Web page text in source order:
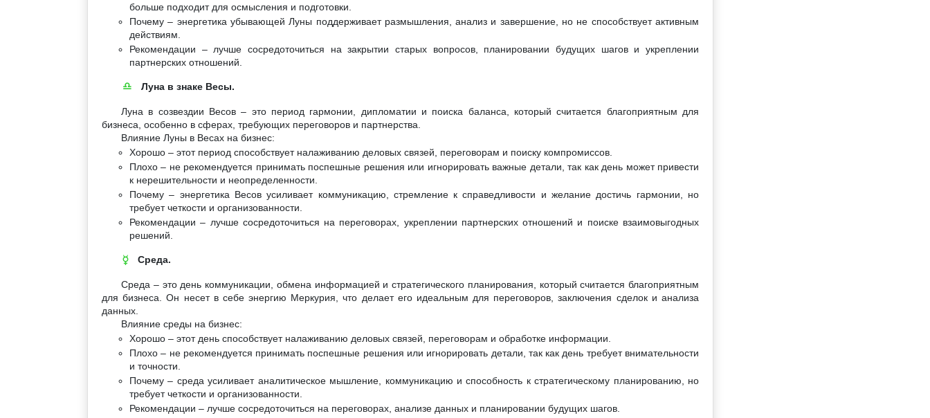
больше подходит для осмысления и подготовки.
Почему – энергетика убывающей Луны поддерживает размышления, анализ и завершение, но не способствует активным
действиям.
Рекомендации – лучше сосредоточиться на закрытии старых вопросов, планировании будущих шагов и укреплении
партнерских отношений.
♎ Луна в знаке Весы.
Луна в созвездии Весов – это период гармонии, дипломатии и поиска баланса, который считается благоприятным для
бизнеса, особенно в сферах, требующих переговоров и партнерства.
Влияние Луны в Весах на бизнес:
Хорошо – этот период способствует налаживанию деловых связей, переговорам и поиску компромиссов.
Плохо – не рекомендуется принимать поспешные решения или игнорировать важные детали, так как день может привести
к нерешительности и неопределенности.
Почему – энергетика Весов усиливает коммуникацию, стремление к справедливости и желание достичь гармонии, но
требует четкости и организованности.
Рекомендации – лучше сосредоточиться на переговорах, укреплении партнерских отношений и поиске взаимовыгодных
решений.
☿ Среда.
Среда – это день коммуникации, обмена информацией и стратегического планирования, который считается благоприятным
для бизнеса. Он несет в себе энергию Меркурия, что делает его идеальным для переговоров, заключения сделок и анализа
данных.
Влияние среды на бизнес:
Хорошо – этот день способствует налаживанию деловых связей, переговорам и обработке информации.
Плохо – не рекомендуется принимать поспешные решения или игнорировать детали, так как день требует внимательности
и точности.
Почему – среда усиливает аналитическое мышление, коммуникацию и способность к стратегическому планированию, но
требует четкости и организованности.
Рекомендации – лучше сосредоточиться на переговорах, анализе данных и планировании будущих шагов.